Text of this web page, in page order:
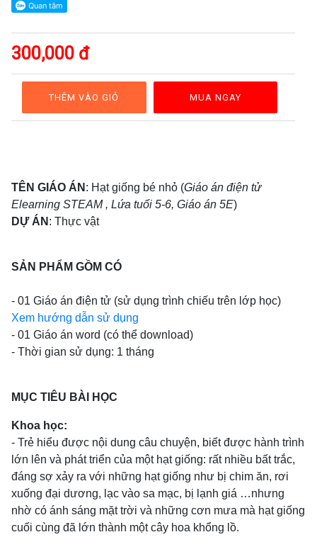
Kỹ
năng
sống
Mầm
non
Cộng
300,000 đ
THÊM VÀO GIỎ MUA NGAY
TÊN GIÁO ÁN : Hạt giống bé nhỏ (Giáo án điện tử
Elearning STEAM , Lứa tuổi 5-6, Giáo án 5E)
DỰ ÁN : Thực vật
SẢN PHẨM GỒM CÓ
- 01 Giáo án điện tử (sử dụng trình chiếu trên lớp học)
Xem hướng dẫn sử dụng
- 01 Giáo án word (có thể download)
- Thời gian sử dụng: 1 tháng
MỤC TIÊU BÀI HỌC
Khoa học:
- Trẻ hiểu được nội dung câu chuyện, biết được hành trình
lớn lên và phát triển của một hạt giống: rất nhiều bất trắc,
đáng sợ xảy ra với những hạt giống như bị chim ăn, rơi
xuống đại dương, lạc vào sa mạc, bị lạnh giá …nhưng
nhờ có ánh sáng mặt trời và những cơn mưa mà hạt giống
cuối cùng đã lớn thành một cây hoa khổng lồ.